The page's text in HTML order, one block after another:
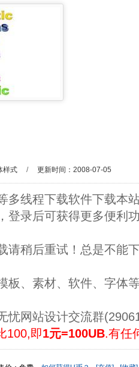
样式 / 更新时间：2008-07-05
多线程下载软件下载本
登录后可获得更多便利
请稍后重试！总是不能
、素材、软件、字体
忧网站设计交流群
100,即1元=100UB.有任